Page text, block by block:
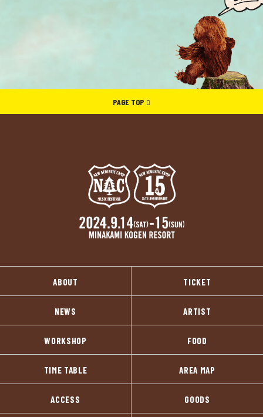
PAGE TOP
ABOUT TICKET
NEWS ARTIST
WORKSHOP FOOD
TIME TABLE AREA MAP
ACCESS GOODS